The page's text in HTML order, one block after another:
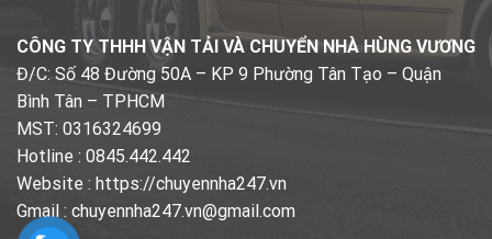
CÔNG TY THHH VẬN TẢI VÀ CHUYỂN NHÀ HÙNG VƯƠNG
Đ/C: Số 48 Đường 50A – KP 9 Phường Tân Tạo – Quận
Bình Tân – TPHCM
MST: 0316324699
Hotline : 0845.442.442
Website : https://chuyennha247.vn
Gmail : chuyennha247.vn@gmail.com